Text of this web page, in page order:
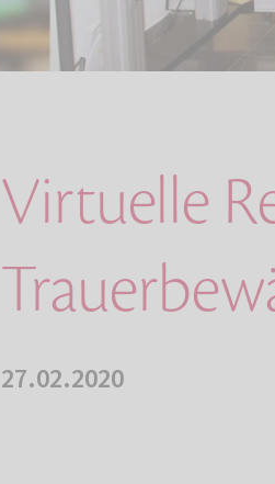
Virtuelle
27.02.2020